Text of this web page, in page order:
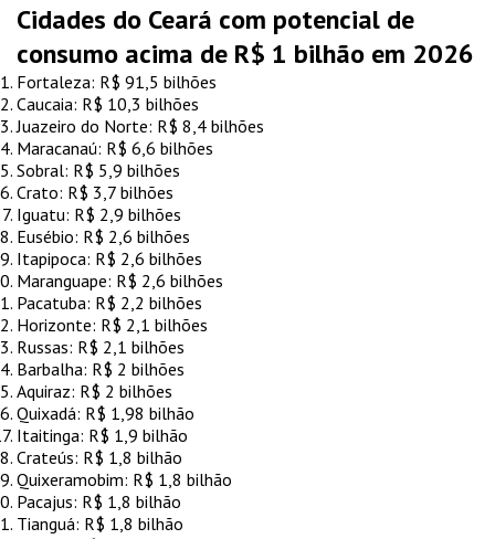
Cidades do Ceará com potencial de
consumo acima de R$ 1 bilhão em 2026
Fortaleza: R$ 91,5 bilhões
Caucaia: R$ 10,3 bilhões
Juazeiro do Norte: R$ 8,4 bilhões
Maracanaú: R$ 6,6 bilhões
Sobral: R$ 5,9 bilhões
Crato: R$ 3,7 bilhões
Iguatu: R$ 2,9 bilhões
Eusébio: R$ 2,6 bilhões
Itapipoca: R$ 2,6 bilhões
Maranguape: R$ 2,6 bilhões
Pacatuba: R$ 2,2 bilhões
Horizonte: R$ 2,1 bilhões
Russas: R$ 2,1 bilhões
Barbalha: R$ 2 bilhões
Aquiraz: R$ 2 bilhões
Quixadá: R$ 1,98 bilhão
Itaitinga: R$ 1,9 bilhão
Crateús: R$ 1,8 bilhão
Quixeramobim: R$ 1,8 bilhão
Pacajus: R$ 1,8 bilhão
Tianguá: R$ 1,8 bilhão